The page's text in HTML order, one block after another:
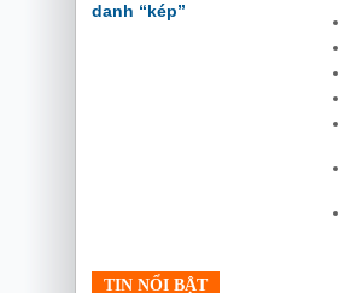
danh “kép”
TIN NỔI BẬT